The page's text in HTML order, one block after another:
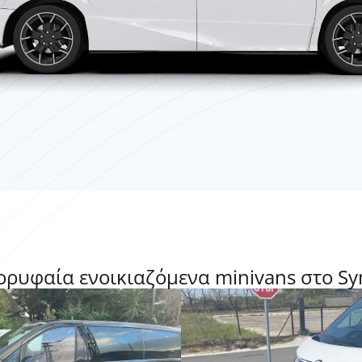
ενοικιαζόμενα minivans στο